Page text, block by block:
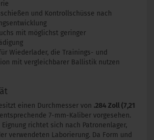
und Kontrollschüsse nach
mit möglichst geringer
Wiederlader, die Trainings- und
mit vergleichbarer Ballistik nutzen
einen Durchmesser von .284 Zoll (7,21
7-mm-Kaliber vorgesehen.
richtet sich nach Patronenlager,
verwendeten Laborierung. Da Form und